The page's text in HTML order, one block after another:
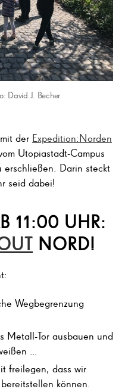
David J. Becher
der Expedition:Norden
Utopiastadt-Campus
erschließen. Darin steckt
seid dabei!
11:00 UHR:
NORD!
Wegbegrenzung
Metall-Tor ausbauen und
…
freilegen, dass wir
können.